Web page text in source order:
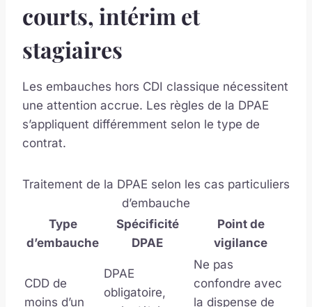
courts, intérim et
stagiaires
Les embauches hors CDI classique nécessitent
une attention accrue. Les règles de la DPAE
s’appliquent différemment selon le type de
contrat.
Traitement de la DPAE selon les cas particuliers
d’embauche
Type
d’embauche
Spécificité
DPAE
Point de
vigilance
CDD de
moins d’un
DPAE
obligatoire,
Ne pas
confondre avec
la dispense de